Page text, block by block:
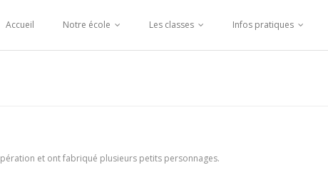
Accueil Notre école Les classes Infos pratiques
et ont fabriqué plusieurs petits personnages.